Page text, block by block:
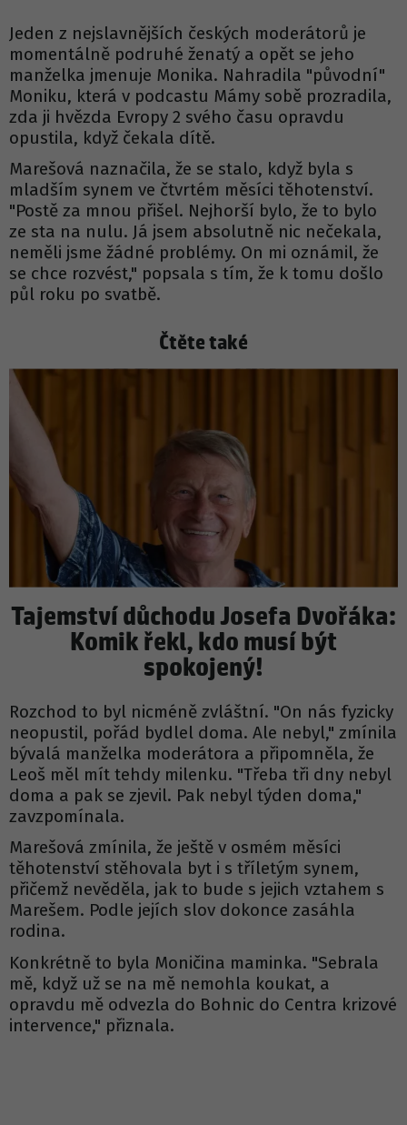
Jeden z nejslavnějších českých moderátorů je
momentálně podruhé ženatý a opět se jeho
manželka jmenuje Monika. Nahradila "původní"
Moniku, která v podcastu Mámy sobě prozradila,
zda ji hvězda Evropy 2 svého času opravdu
opustila, když čekala dítě.
Marešová naznačila, že se stalo, když byla s
mladším synem ve čtvrtém měsíci těhotenství.
"Postě za mnou přišel. Nejhorší bylo, že to bylo
ze sta na nulu. Já jsem absolutně nic nečekala,
neměli jsme žádné problémy. On mi oznámil, že
se chce rozvést," popsala s tím, že k tomu došlo
půl roku po svatbě.
Čtěte také
Tajemství důchodu Josefa Dvořáka:
Komik řekl, kdo musí být
spokojený!
Rozchod to byl nicméně zvláštní. "On nás fyzicky
neopustil, pořád bydlel doma. Ale nebyl," zmínila
bývalá manželka moderátora a připomněla, že
Leoš měl mít tehdy milenku. "Třeba tři dny nebyl
doma a pak se zjevil. Pak nebyl týden doma,"
zavzpomínala.
Marešová zmínila, že ještě v osmém měsíci
těhotenství stěhovala byt i s tříletým synem,
přičemž nevěděla, jak to bude s jejich vztahem s
Marešem. Podle jejích slov dokonce zasáhla
rodina.
Konkrétně to byla Moničina maminka. "Sebrala
mě, když už se na mě nemohla koukat, a
opravdu mě odvezla do Bohnic do Centra krizové
intervence," přiznala.